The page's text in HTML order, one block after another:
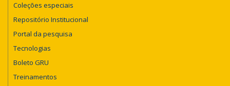
Coleções especiais
Repositório Institucional
Portal da pesquisa
Tecnologias
Boleto GRU
Treinamentos